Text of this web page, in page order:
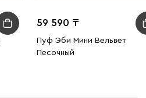
59 590
Пуф Эби Мини Вельвет
Песочный